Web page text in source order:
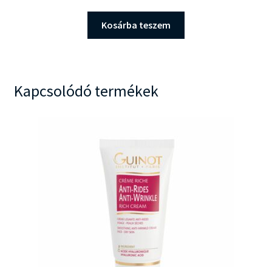
Kosárba teszem
Kapcsolódó termékek